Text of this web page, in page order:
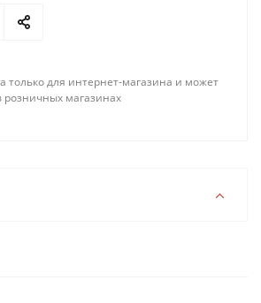
только для интернет-магазина и может
розничных магазинах